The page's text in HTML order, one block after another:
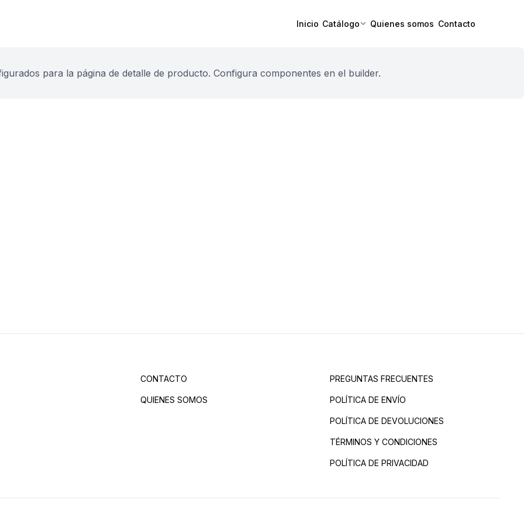
Inicio Catálogo Quienes somos Contacto
para la página de detalle de producto. Configura componentes en el builder.
CONTACTO
QUIENES SOMOS
PREGUNTAS FRECUENTES
POLÍTICA DE ENVÍO
POLÍTICA DE DEVOLUCIONES
TÉRMINOS Y CONDICIONES
POLÍTICA DE PRIVACIDAD